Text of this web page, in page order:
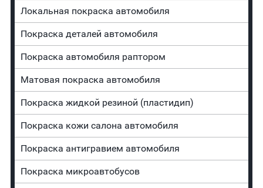
Локальная покраска автомобиля
Покраска деталей автомобиля
Покраска автомобиля раптором
Матовая покраска автомобиля
Покраска жидкой резиной (пластидип)
Покраска кожи салона автомобиля
Покраска антигравием автомобиля
Покраска микроавтобусов